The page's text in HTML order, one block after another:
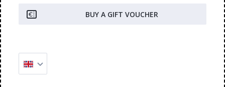
BUY A GIFT VOUCHER